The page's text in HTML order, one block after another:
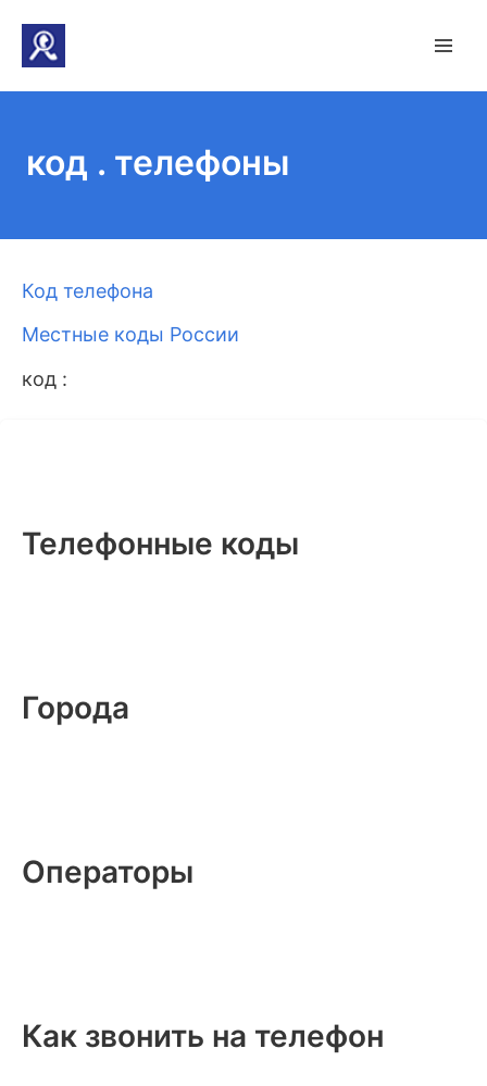
код . телефоны
Код телефона
Местные коды России
код :
Телефонные коды
Города
Операторы
Как звонить на телефон